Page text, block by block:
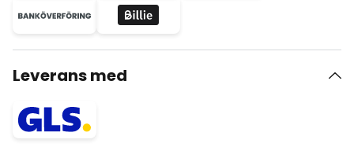
Leverans med